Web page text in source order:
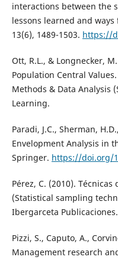
interactions between the
lessons learned and
13(6), 1489-1503. https://
Ott, R.L., & Longnecker,
Population Central
Methods & Data Analysis
Learning.
Paradi, J.C., Sherman,
Envelopment Analysis in
Springer. https://doi.org/
Pérez, C. (2010).
(Statistical sampling
Ibergarceta Publicaciones.
Pizzi, S., Caputo, A.,
Management research